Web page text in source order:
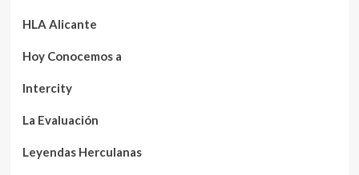
HLA Alicante
Hoy Conocemos a
Intercity
La Evaluación
Leyendas Herculanas